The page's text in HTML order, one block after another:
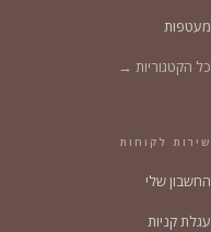
מעטפות
כל הקטגוריות →
שירות לקוחות
החשבון שלי
עגלת קניות